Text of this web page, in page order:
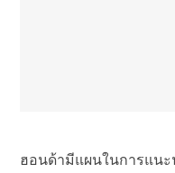
ฮอนด้ามีแผนในการแน